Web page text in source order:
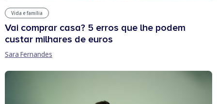
Vida e família
Vai comprar casa? 5 erros que lhe podem
custar milhares de euros
Sara Fernandes